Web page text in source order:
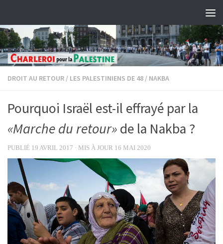
DROIT AU RETOUR / LES PALESTINIENS DE 48 / NAKBA
Pourquoi Israël est-il effrayé par la
«Marche du retour» de la Nakba ?
PUBLIÉ 19 AVRIL 2017 · MIS À JOUR 16 MAI 2020